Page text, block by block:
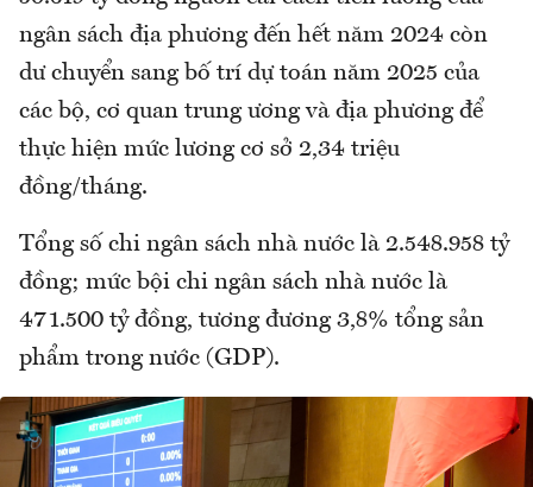
ngân sách địa phương đến hết năm 2024 còn
dư chuyển sang bố trí dự toán năm 2025 của
các bộ, cơ quan trung ương và địa phương để
thực hiện mức lương cơ sở 2,34 triệu
đồng/tháng.
Tổng số chi ngân sách nhà nước là 2.548.958 tỷ
đồng; mức bội chi ngân sách nhà nước là
471.500 tỷ đồng, tương đương 3,8% tổng sản
phẩm trong nước (GDP).